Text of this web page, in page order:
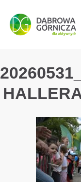
PRZEJDŹ DO
PRZEJDŹ DO
PRZEJDŹ DO